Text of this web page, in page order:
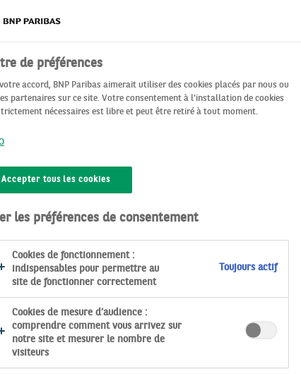
les fonctionnalités (ci-après, les « Services ») du
son métier "Epargne & Retraite Entreprises", des
BNP Paribas - Epargne & Retraite Entreprises une
son intermédiaire, une convention d’assurance de
vue agrégée ou détaillée des encours détenus en
ou d’assurance de groupe sur la vie, le Site est
par ce(s) dernier(s). Selon les dispositifs
ou partie des Services du Site (cf. article VIII ci-
de préférences
accord, BNP Paribas aimerait utiliser des cookies placés par nous ou
partenaires sur ce site. Votre consentement à l'installation de cookies
nécessaires est libre et peut être retiré à tout moment.
Accepter tous les cookies
les préférences de consentement
Cookies de fonctionnement :
indispensables pour permettre au
site de fonctionner correctement
Toujours actif
Cookies de mesure d’audience :
comprendre comment vous arrivez sur
notre site et mesurer le nombre de
visiteurs